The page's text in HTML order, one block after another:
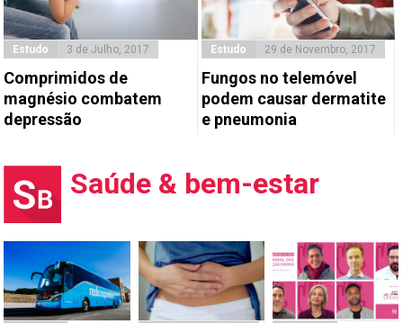
Estudo 3 de Julho, 2017
Comprimidos de
magnésio combatem
depressão
Estudo 29 de Novembro, 2017
Fungos no telemóvel
podem causar dermatite
e pneumonia
Saúde & bem-estar